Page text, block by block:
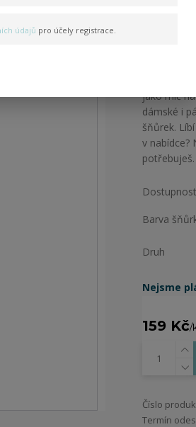
Ohodnotit
Je úplně
volejbal.
jako míč
dámské i
šňůrek.
v nabídce?
Dostupnost
Barva
Druh
Nejsme
159 Kč/
Číslo
Termín
údajů pro účely registrace.